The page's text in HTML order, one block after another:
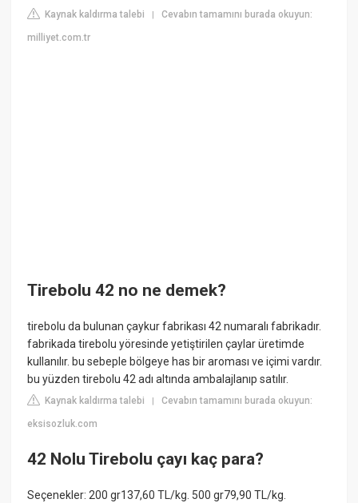
Kaynak kaldırma talebi |Cevabın tamamını burada okuyun:
milliyet.com.tr
Tirebolu 42 no ne demek?
tirebolu da bulunan çaykur fabrikası 42 numaralı fabrikadır.
fabrikada tirebolu yöresinde yetiştirilen çaylar üretimde
kullanılır. bu sebeple bölgeye has bir aroması ve içimi vardır.
bu yüzden tirebolu 42 adı altında ambalajlanıp satılır.
Kaynak kaldırma talebi |Cevabın tamamını burada okuyun:
eksisozluk.com
42 Nolu Tirebolu çayı kaç para?
Seçenekler: 200 gr137,60 TL/kg. 500 gr79,90 TL/kg.